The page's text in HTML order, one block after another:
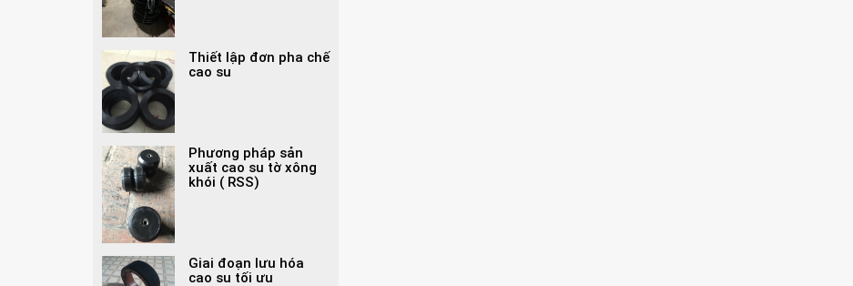
Thiết lập đơn pha chế
cao su
Phương pháp sản
xuất cao su tờ xông
khói ( RSS)
Giai đoạn lưu hóa
cao su tối ưu